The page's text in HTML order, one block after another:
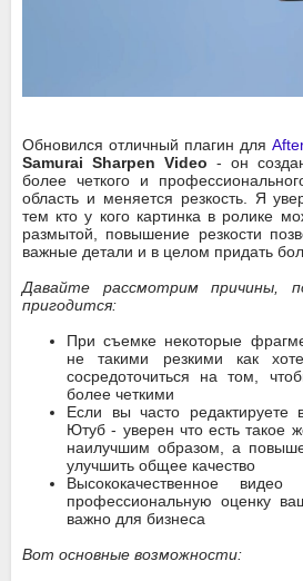
Обновился отличный плагин для
Samurai Sharpen Video - он
более четкого и
область и меняется резкость. Я
тем кто у кого картинка в ролике
размытой, повышение резкости
важные детали и в целом придать
Давайте рассмотрим причины,
пригодится:
При съемке некоторые
не такими резкими как
сосредоточиться на том,
более четкими
Если вы часто
Ютуб - уверен что есть такое
наилучшим образом, а
улучшить общее качество
Высококачественное
профессиональную оценку
важно для бизнеса
Вот основные возможности: